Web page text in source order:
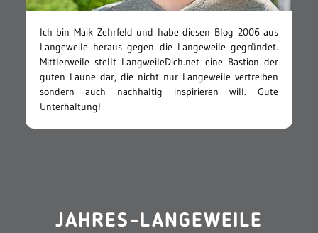
Ich bin Maik Zehrfeld und habe diesen Blog 2006 aus
Langeweile heraus gegen die Langeweile gegründet.
Mittlerweile stellt LangweileDich.net eine Bastion der
guten Laune dar, die nicht nur Langeweile vertreiben
sondern auch nachhaltig inspirieren will. Gute
Unterhaltung!
JAHRES-LANGEWEILE